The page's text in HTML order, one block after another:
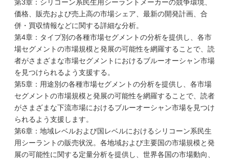
第3章：シリコーン系民生用シーラントメーカーの競争環境、
価格、販売および売上高の市場シェア、最新の開発計画、合
併・買収情報などに関する詳細な分析。
第4章：タイプ別の各種市場セグメントの分析を提供し、各市
場セグメントの市場規模と発展の可能性を網羅することで、読
者がさまざまな市場セグメントにおけるブルーオーシャン市場
を見つけられるよう支援する。
第5章：用途別の各種市場セグメントの分析を提供し、各市場
セグメントの市場規模と発展の可能性を網羅することで、読者
がさまざまな下流市場におけるブルーオーシャン市場を見つけ
られるよう支援します。
第6章：地域レベルおよび国レベルにおけるシリコーン系民生
用シーラントの販売状況。各地域および主要国の市場規模と発
展の可能性に関する定量分析を提供し、世界各国の市場動向、